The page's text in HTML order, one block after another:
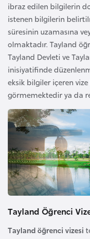
ibraz edilen bilgilerin
istenen bilgilerin
süresinin uzamasına
olmaktadır. Tayland
Tayland Devleti ve
inisiyatifinde
eksik bilgiler içeren
görmemektedir ya da
Tayland Öğrenci
Tayland öğrenci vizesi
B
e
l
ç
i
k
a
B
e
n
i
n
o
s